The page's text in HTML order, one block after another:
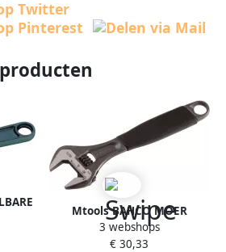
|
Mtools BAHCO MOER
PIJPSLEUTEL 10 DUIM ERGO |
3 webshops
€ 30,33